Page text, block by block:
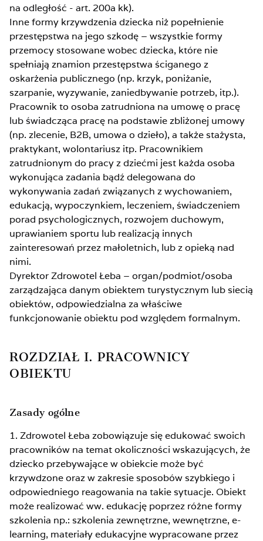
na odległość - art. 200a kk).
Inne formy krzywdzenia dziecka niż popełnienie
przestępstwa na jego szkodę – wszystkie formy
przemocy stosowane wobec dziecka, które nie
spełniają znamion przestępstwa ściganego z
oskarżenia publicznego (np. krzyk, poniżanie,
szarpanie, wyzywanie, zaniedbywanie potrzeb, itp.).
Pracownik to osoba zatrudniona na umowę o pracę
lub świadcząca pracę na podstawie zbliżonej umowy
(np. zlecenie, B2B, umowa o dzieło), a także stażysta,
praktykant, wolontariusz itp. Pracownikiem
zatrudnionym do pracy z dziećmi jest każda osoba
wykonująca zadania bądź delegowana do
wykonywania zadań związanych z wychowaniem,
edukacją, wypoczynkiem, leczeniem, świadczeniem
porad psychologicznych, rozwojem duchowym,
uprawianiem sportu lub realizacją innych
zainteresowań przez małoletnich, lub z opieką nad
nimi.
Dyrektor Zdrowotel Łeba – organ/podmiot/osoba
zarządzająca danym obiektem turystycznym lub siecią
obiektów, odpowiedzialna za właściwe
funkcjonowanie obiektu pod względem formalnym.
ROZDZIAŁ I. PRACOWNICY
OBIEKTU
Zasady ogólne
1. Zdrowotel Łeba zobowiązuje się edukować swoich
pracowników na temat okoliczności wskazujących, że
dziecko przebywające w obiekcie może być
krzywdzone oraz w zakresie sposobów szybkiego i
odpowiedniego reagowania na takie sytuacje. Obiekt
może realizować ww. edukację poprzez różne formy
szkolenia np.: szkolenia zewnętrzne, wewnętrzne, e-
learning, materiały edukacyjne wypracowane przez